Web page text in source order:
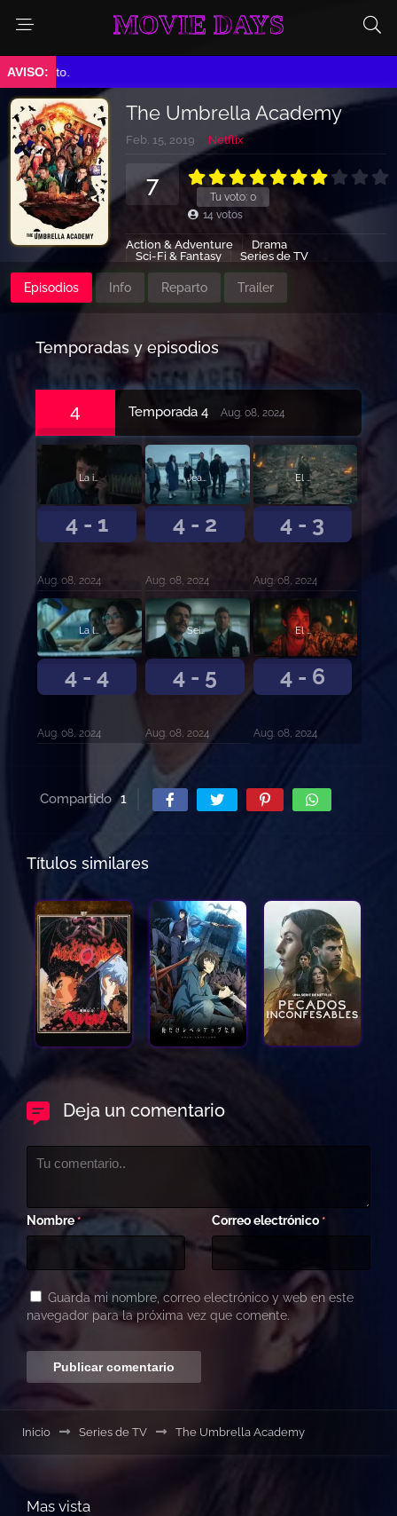
MOVIE DAYS
The Umbrella Academy
Feb. 15, 2019 Netflix
Tu voto: 0
7
14 votos
Action & Adventure
Drama
Sci-Fi & Fantasy
Series de TV
Episodios Info Reparto Trailer
Temporadas y episodios
4 Temporada 4 Aug. 08, 2024
4 - 1
La insoportable tragedia de conseguir lo que quieres
Aug. 08, 2024
4 - 2
Jean y Gene
Aug. 08, 2024
4 - 3
El calamar y la niña
Aug. 08, 2024
4 - 4
La limpieza
Aug. 08, 2024
4 - 5
Seis años, cinco meses y dos días
Aug. 08, 2024
4 - 6
El fin del principio
Aug. 08, 2024
Compartido 1
Títulos similares
Deja un comentario
Nombre* Correo electrónico *
Guarda mi nombre, correo electrónico y web en este
navegador para la próxima vez que comente.
Inicio Series de TV The Umbrella Academy
Mas vista